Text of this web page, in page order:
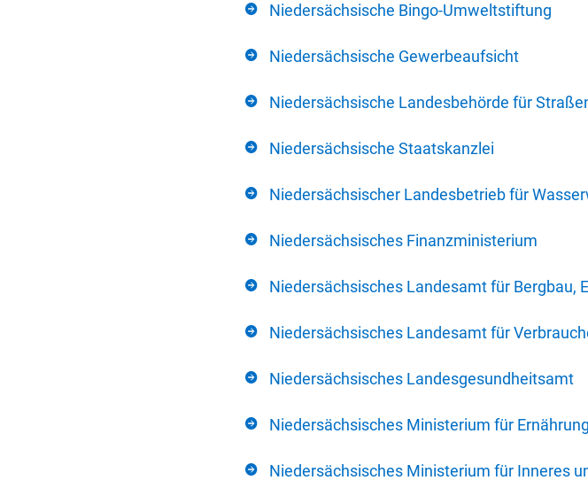
Niedersächsische Bingo-Umweltstiftung
Niedersächsische Gewerbeaufsicht
Niedersächsische Landesbehörde für
Niedersächsische Staatskanzlei
Niedersächsischer Landesbetrieb für
Niedersächsisches Finanzministerium
Niedersächsisches Landesamt für Bergbau,
Niedersächsisches Landesamt für
Niedersächsisches Landesgesundheitsamt
Niedersächsisches Ministerium für
Niedersächsisches Ministerium für Inneres